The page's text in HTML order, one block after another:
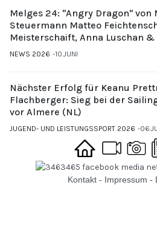
Melges 24: "Angry Dragon" von
Steuermann Matteo
Meisterschaift, Anna Luschan &
NEWS 2026 10.JUNI
Nächster Erfolg für Keanu
Flachberger: Sieg bei der
vor Almere (NL)
JUGEND- UND LEISTUNGSSPORT 2026
Kontakt - Impressum -